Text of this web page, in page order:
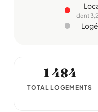
dont
1 484
TOTAL LOGEMENTS